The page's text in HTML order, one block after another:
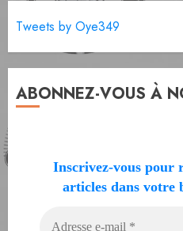
Tweets by Oye349
ABONNEZ-VOUS À
Inscrivez-vous pour
articles dans votre